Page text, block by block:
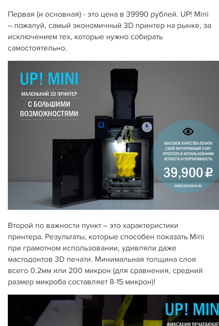
Первая (и основная) - это цена в 39990 рублей. UP! Mini
– пожалуй, самый экономичный 3D принтер на рынке, за
исключением тех, которые нужно собирать
самостоятельно.
Второй по важности пункт – это характеристики
принтера. Результаты, которые способен показать Mini
при грамотном использовании, удивляли даже
мастодонтов 3D печати. Минимальная толщина слоя
всего 0.2мм или 200 микрон (для сравнения, средний
размер микроба составляет 8-15 микрон)!